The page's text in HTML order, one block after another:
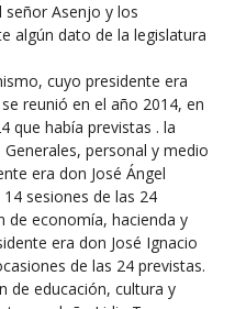
señor Asenjo y los
algún dato de la legislatura
cuyo presidente era
reunió en el año 2014, en
que había previstas . la
personal y medio
era don José Ángel
sesiones de las 24
de economía, hacienda y
era don José Ignacio
de las 24 previstas.
de educación, cultura y